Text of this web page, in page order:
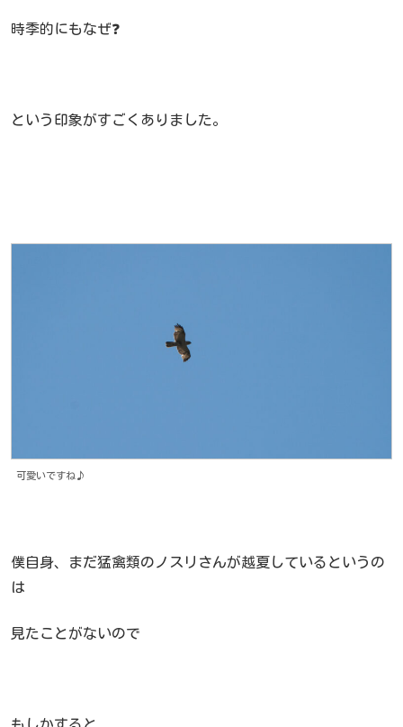
時季的にもなぜ❓
という印象がすごくありました。
可愛いですね♪
僕自身、まだ猛禽類のノスリさんが越夏しているというの
は
見たことがないので
もしかすると